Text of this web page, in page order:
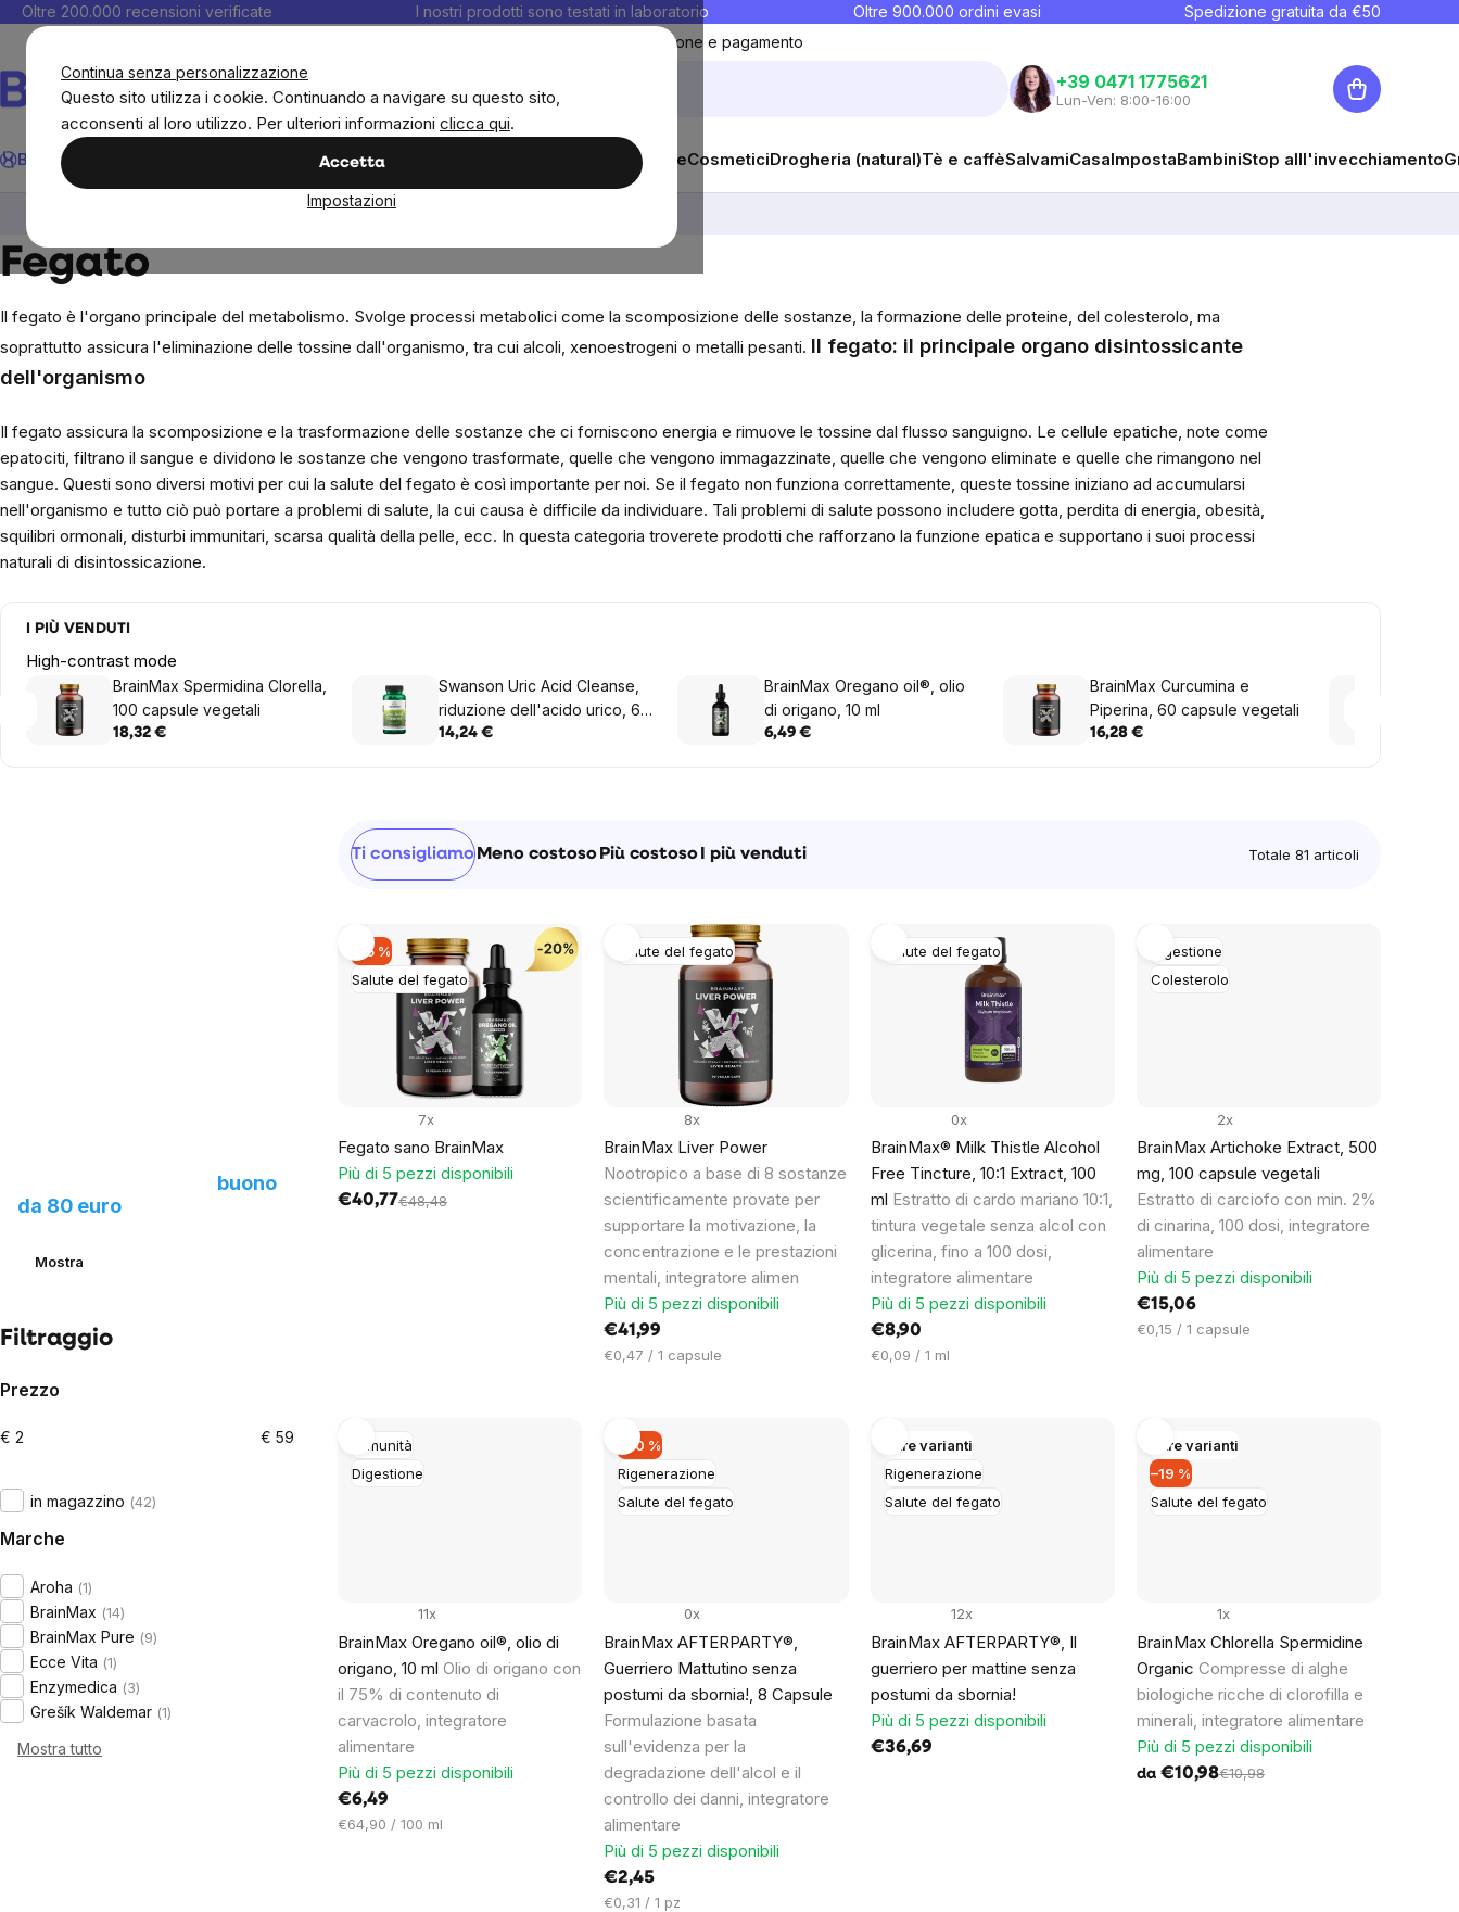
Continua senza personalizzazione
Questo sito utilizza i cookie. Continuando a navigare su questo sito,
acconsenti al loro utilizzo. Per ulteriori informazioni clicca qui.
Accetta
Impostazioni
Salta
contenuto
Oltre 200.000 recensioni verificate I nostri prodotti sono testati in laboratorio Oltre 900.000 ordini evasi Spedizione gratuita da €50
Spedizione e pagamento
Cerca
+39 0471 1775621
Lun-Ven: 8:00-16:00
Carrello
BrainMax AlimentiAlimentazione sana Integratori e vitamineCosmeticiDrogheria (natural)Tè e caffèSalvamiCasaImpostaBambiniStop alll'invecchiamento
Parti del corpo (organi)
Fegato
Il fegato è l'organo principale del metabolismo. Svolge processi metabolici come la scomposizione delle sostanze, la formazione delle proteine, del colesterolo, ma
soprattutto assicura l'eliminazione delle tossine dall'organismo, tra cui alcoli, xenoestrogeni o metalli pesanti. Il fegato: il principale organo disintossicante
dell'organismo
Il fegato assicura la scomposizione e la trasformazione delle sostanze che ci forniscono energia e rimuove le tossine dal flusso sanguigno. Le cellule epatiche, note come
epatociti, filtrano il sangue e dividono le sostanze che vengono trasformate, quelle che vengono immagazzinate, quelle che vengono eliminate e quelle che rimangono nel
sangue. Questi sono diversi motivi per cui la salute del fegato è così importante per noi. Se il fegato non funziona correttamente, queste tossine iniziano ad accumularsi
nell'organismo e tutto ciò può portare a problemi di salute, la cui causa è difficile da individuare. Tali problemi di salute possono includere gotta, perdita di energia, obesità,
squilibri ormonali, disturbi immunitari, scarsa qualità della pelle, ecc. In questa categoria troverete prodotti che rafforzano la funzione epatica e supportano i suoi processi
naturali di disintossicazione.
I PIÙ VENDUTI
High-contrast mode
BrainMax Spermidina Clorella,
100 capsule vegetali
18,32 €
Swanson Uric Acid Cleanse,
riduzione dell'acido urico, 60
capsule a base di erbe
14,24 €
BrainMax Oregano oil®, olio
di origano, 10 ml
6,49 €
BrainMax Curcumina e
Piperina, 60 capsule vegetali
16,28 €
buono
da 80 euro
Mostra
Filtraggio
Prezzo
€ 2 € 59
in magazzino 42
Marche
Aroha 1
BrainMax 14
BrainMax Pure 9
Ecce Vita 1
Enzymedica 3
Grešík Waldemar 1
Mostra tutto
Ordinamento
prodotti
Ti consigliamo Meno costoso Più costoso I più venduti Totale 81 articoli
List
of
products
Salute del fegato
–15 %
Fegato sano BrainMax
7x
Più di 5 pezzi disponibili
€40,77€48,48
Salute del fegato
BrainMax Liver Power
Nootropico a base di 8 sostanze
scientificamente provate per
supportare la motivazione, la
concentrazione e le prestazioni
mentali, integratore alimen
8x
Più di 5 pezzi disponibili
€41,99
Prezzo
€0,47 / 1 capsule
Salute del fegato
BrainMax® Milk Thistle Alcohol
Free Tincture, 10:1 Extract, 100
ml Estratto di cardo mariano 10:1,
tintura vegetale senza alcol con
glicerina, fino a 100 dosi,
integratore alimentare
0x
Più di 5 pezzi disponibili
€8,90
Prezzo
€0,09 / 1 ml
Digestione
Colesterolo
BrainMax Artichoke Extract, 500
mg, 100 capsule vegetali
Estratto di carciofo con min. 2%
di cinarina, 100 dosi, integratore
alimentare
2x
Più di 5 pezzi disponibili
€15,06
Prezzo
€0,15 / 1 capsule
Immunità
Digestione
BrainMax Oregano oil®, olio di
origano, 10 ml Olio di origano con
il 75% di contenuto di
carvacrolo, integratore
alimentare
11x
Più di 5 pezzi disponibili
€6,49
Prezzo
€64,90 / 100 ml
Rigenerazione
Salute del fegato
–40 %
BrainMax AFTERPARTY®,
Guerriero Mattutino senza
postumi da sbornia!, 8 Capsule
Formulazione basata
sull'evidenza per la
degradazione dell'alcol e il
controllo dei danni, integratore
alimentare
0x
Più di 5 pezzi disponibili
€2,45
Prezzo
€0,31 / 1 pz
Rigenerazione
Salute del fegato
Altre varianti
BrainMax AFTERPARTY®, Il
guerriero per mattine senza
postumi da sbornia!
12x
Più di 5 pezzi disponibili
€36,69
Salute del fegato
–19 %
Altre varianti
BrainMax Chlorella Spermidine
Organic Compresse di alghe
biologiche ricche di clorofilla e
minerali, integratore alimentare
1x
Più di 5 pezzi disponibili
da€10,98€10,98